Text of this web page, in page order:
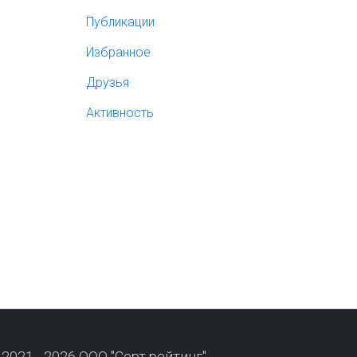
Публикации
Избранное
Друзья
Активность